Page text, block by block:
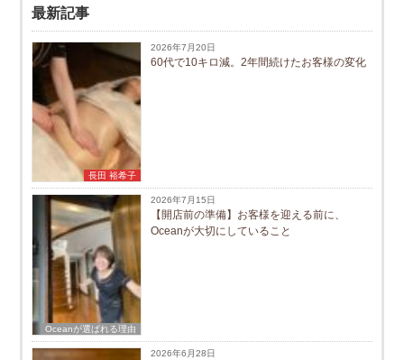
最新記事
長田 裕希子
2026年7月20日
60代で10キロ減。2年間続けたお客様の変化
Oceanが選ばれる理由
2026年7月15日
【開店前の準備】お客様を迎える前に、
Oceanが大切にしていること
2026年6月28日